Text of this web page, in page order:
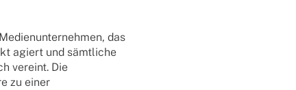
das
agiert und sämtliche
vereint. Die
zu einer